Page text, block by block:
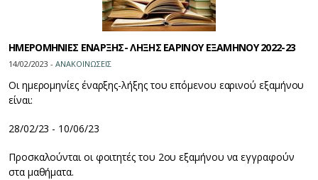
ΗΜΕΡΟΜΗΝΙΕΣ ΕΝΑΡΞΗΣ- ΛΗΞΗΣ ΕΑΡΙΝΟΥ ΕΞΑΜΗΝΟΥ 2022-23
14/02/2023 - ΑΝΑΚΟΙΝΩΣΕΙΣ
Οι ημερομηνίες έναρξης-λήξης του επόμενου εαρινού εξαμήνου
είναι:
28/02/23 - 10/06/23
Προσκαλούνται οι φοιτητές του 2ου εξαμήνου να εγγραφούν
στα μαθήματα.